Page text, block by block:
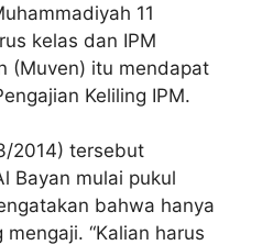
11
kelas dan IPM
(Muven) itu mendapat
Keliling IPM.
2014) tersebut
Bayan mulai pukul
bahwa hanya
“Kalian harus